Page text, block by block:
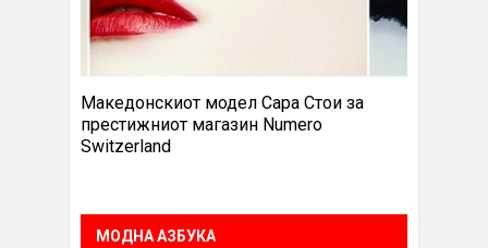
Македонскиот модел Сара Стои за
престижниот магазин Numero
Switzerland
МОДНА АЗБУКА